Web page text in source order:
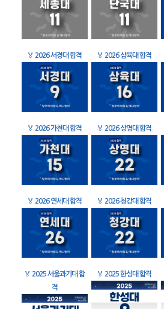
🏅 2026 서경대 합격 🏅 2026 삼육대 합격
🏅 2026 가천대 합격 🏅 2026 상명대 합격
🏅 2026 연세대 합격 🏅 2026 청강대 합격
🏅 2025 서울과기대 합
격
🏅 2025 한성대 합격